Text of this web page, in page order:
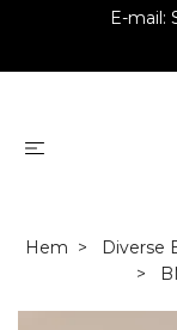
E-mail:
Hem Diverse